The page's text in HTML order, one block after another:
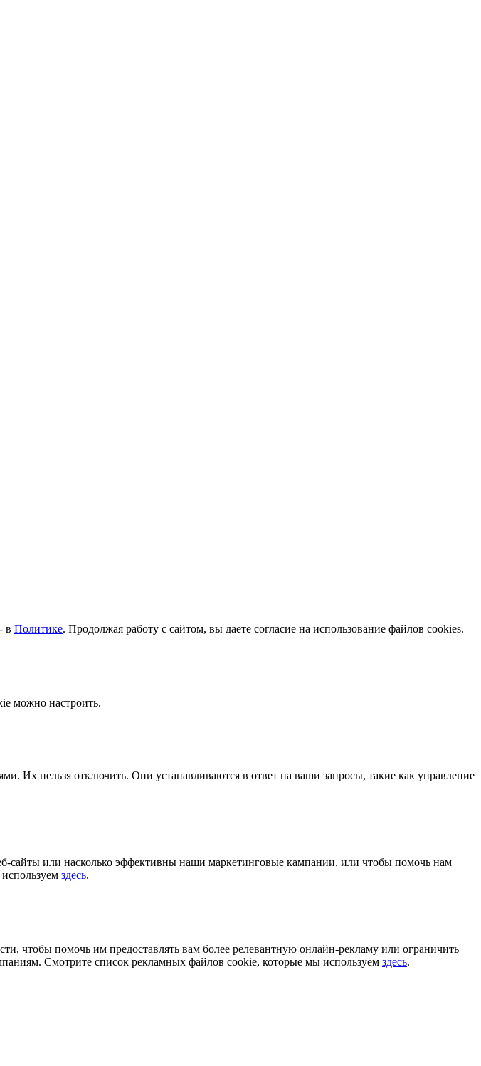
в Политике. Продолжая работу с сайтом, вы даете согласие на использование файлов cookies.
можно настроить.
Их нельзя отключить. Они устанавливаются в ответ на ваши запросы, такие как управление
или насколько эффективны наши маркетинговые кампании, или чтобы помочь нам
здесь.
помочь им предоставлять вам более релевантную онлайн-рекламу или ограничить
Смотрите список рекламных файлов cookie, которые мы используем здесь.